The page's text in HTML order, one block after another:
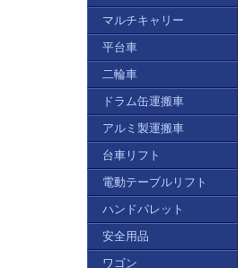
マルチキャリー
平台車
二輪車
ドラム缶運搬車
アルミ製運搬車
台車リフト
電動テーブルリフト
ハンドパレット
安全用品
ワゴン